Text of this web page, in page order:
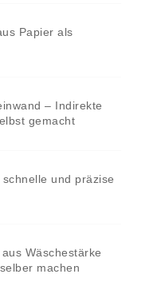
Papier als
– Indirekte
gemacht
und präzise
Wäschestärke
machen